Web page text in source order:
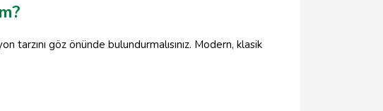
göz önünde bulundurmalısınız. Modern, klasik